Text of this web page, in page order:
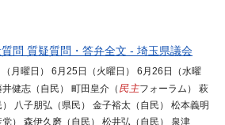
問 質疑質問・答弁全文 - 埼玉県議会
月曜日） 6月25日（火曜日） 6月26日（水曜
健志（自民） 町田皇介（ 民主フォーラム） 萩
八子朋弘（県民） 金子裕太（自民） 松本義明
党） 森伊久磨（自民） 松井弘（自民） 泉津